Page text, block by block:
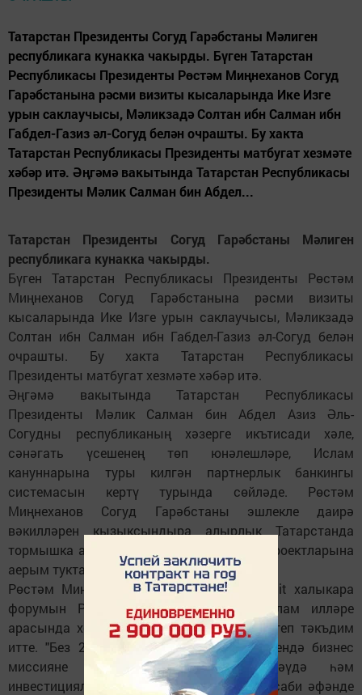
Татарстан Президенты Согуд Гарәбстаны Мәлиген
республикага кунакка чакырды. Бүген Татарстан
Республикасы Президенты Рөстәм Миңнеханов Согуд
Гарәбстанына рәсми визиты кысаларында Ике Изге
урын саклаучысы, Мәликзадә Солтан ибн Салман ибн
Габдел-Газиз әл-Согуд белән очрашты. Бу хакта
Татарстан Республикасы Президенты матбугат хезмәте
хәбәр итә. Әңгәмә вакытында Татарстан Республикасы
Президенты Мәлик Салман бин Абдел...
Татарстан Президенты Согуд Гарәбстаны Мәлиген
республикага кунакка чакырды.
Бүген Татарстан Республикасы Президенты Рөстәм
Миңнеханов Согуд Гарәбстанына рәсми визиты
кысаларында Ике Изге урын саклаучысы, Мәликзадә
Солтан ибн Салман ибн Габдел-Газиз әл-Согуд белән
очрашты. Бу хакта Татарстан Республикасы
Президенты матбугат хезмәте хәбәр итә.
Әңгәмә вакытында Татарстан Республикасы
Президенты Мәлик Салман бин Абдел Азиз Әль-
Согудны республиканың хәзерге икътисади хәле,
сәнәгать үсешенең төп юнәлешләре, Ислам
кануннарына туры килгән партнерлык банкингы
системасын кертү турында сөйләде. Рөстәм
Миңнеханов Согуд Гарәбстаны эшлекле даирә
вәкилләрен кызыксындыра алырлык Татарстанда
тормышка ашырыла торган инвестиция проектларына
аерым тукталды.
Рөстәм Миңнеханов Мәликкә KazanSummit халыкара
форумын Россия Федерациясе һәм ислам илләре
арасында хезмәттәшлеккә төп мәйдан итеп тәкъдим
итте. "Без 2017 елның 18-20 май көннәрендә бизнес
миссияне Согуд Гарәбстанының Сәүдә һәм
инвестицияләр министры Мәҗед Әль-Кассаби әфәнде